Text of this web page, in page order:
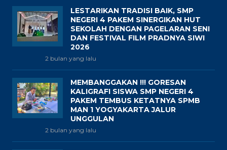
LESTARIKAN TRADISI BAIK, SMP
NEGERI 4 PAKEM SINERGIKAN HUT
SEKOLAH DENGAN PAGELARAN SENI
DAN FESTIVAL FILM PRADNYA SIWI
2026
2 bulan yang lalu
MEMBANGGAKAN !!! GORESAN
KALIGRAFI SISWA SMP NEGERI 4
PAKEM TEMBUS KETATNYA SPMB
MAN 1 YOGYAKARTA JALUR
UNGGULAN
2 bulan yang lalu